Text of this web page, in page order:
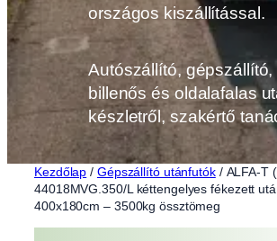
országos kiszállítással.
Autószállító,
billenős és oldalafalas
készletről, szakértő
Kezdőlap / Gépszállító utánfutók/ ALFA-T
44018MVG.350/L kéttengelyes fékezett
400x180cm – 3500kg össztömeg